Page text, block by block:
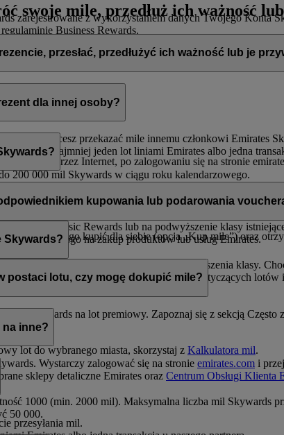
zarejestrowane z wykorzystaniem danych Twojego Konta
Business Rewards.
swoje mile, przedłuż ich ważność
przesłać, przedłużyć ich ważność lub je
tylko przez Internet, po zalogowaniu się na stronie
dla innej osoby?
albo chcesz przekazać mile innemu członkowi Emirates
co najmniej jeden lot liniami Emirates albo jedna
200 000 mil Skywards w ciągu roku kalendarzowego.
lub podarować co najmniej 2000 mil Skywards w
kalendarzowego kupić dla siebie (opcja „Kup mile”) oraz
kupić dla siebie (opcja „Kup mile”) oraz
kupowania lub podarowania
na loty Classic Rewards lub na podwyższenie klasy
gotówkowego na zakup produktów lub usług Emirates.
Skywards?
na loty Classic Rewards oraz Podwyższenia klasy.
wymogów związanych z milami Skywards, dotyczących
postaci lotu, czy mogę dokupić mile?
mil Skywards na lot premiowy. Zapoznaj się z sekcją Często
lot do wybranego miasta, skorzystaj z Kalkulatora mil.
na inne?
Wystarczy zalogować się na stronie emirates.com i
sklepy detaliczne Emirates oraz Centrum Obsługi Klienta
przesyłania mil.
1000 (min. 2000 mil). Maksymalna liczba mil Skywards
50 000.